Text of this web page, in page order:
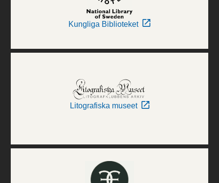
Kungliga Biblioteket
Litografiska museet